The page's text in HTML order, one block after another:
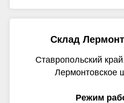
Склад
Ставропольский
Лермонтовское
Режим